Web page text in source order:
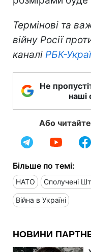
Термінові та
війну Росії
каналі РБК-
Не
наші
Або
Більше по темі:
НАТО Сполучені
Війна в Україні